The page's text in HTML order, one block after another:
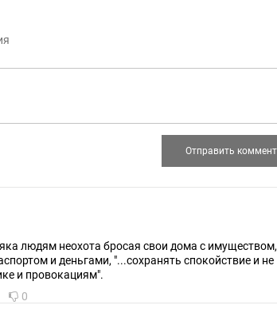
людям неохота бросая свои дома с имуществом,
и деньгами, "...сохранять спокойствие и не
и провокациям".
0